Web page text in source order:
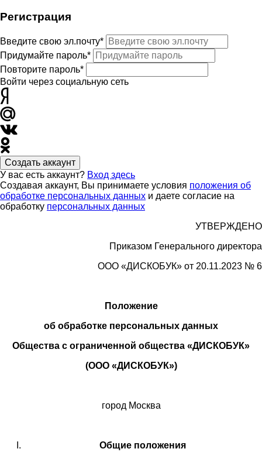
Регистрация
Введите свою эл.почту*
Придумайте пароль*
Повторите пароль*
Войти через социальную сеть
Создать аккаунт
У вас есть аккаунт? Вход здесь
Создавая аккаунт, Вы принимаете условия положения об
обработке персональных данных и даете согласие на
обработку персональных данных
УТВЕРЖДЕНО
Приказом Генерального директора
ООО «ДИСКОБУК» от 20.11.2023 № 6
Положение
об обработке персональных данных
Общества с ограниченной общества «ДИСКОБУК»
(ООО «ДИСКОБУК»)
город Москва
Общие положения